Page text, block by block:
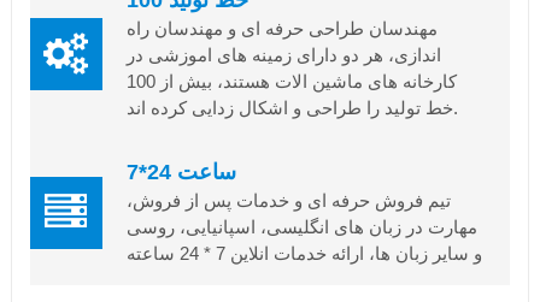
مهندسان طراحی حرفه ای و مهندسان راه
اندازی، هر دو دارای زمینه های اموزشی در
کارخانه های ماشین الات هستند، بیش از 100
خط تولید را طراحی و اشکال زدایی کرده اند.
7*24 ساعت
تیم فروش حرفه ای و خدمات پس از فروش،
مهارت در زبان های انگلیسی، اسپانیایی، روسی
و سایر زبان ها، ارائه خدمات انلاین 7 * 24 ساعته